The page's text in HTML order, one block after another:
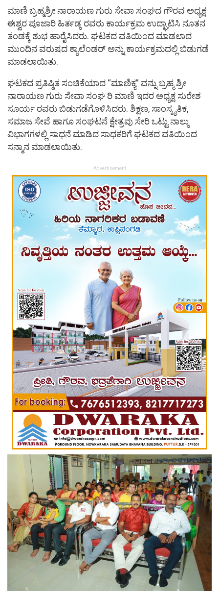
ಮಾಣಿ ಬ್ರಹ್ಮಶ್ರೀ ನಾರಾಯಣ ಗುರು ಸೇವಾ ಸಂಘದ ಗೌರವ ಅಧ್ಯಕ್ಷ
ಈಶ್ವರ ಪೂಜಾರಿ ಹಿರ್ತಡ್ಕ ರವರು ಕಾರ್ಯಕ್ರಮ ಉದ್ಘಾಟಿಸಿ ನೂತನ
ತಂಡಕ್ಕೆ ಶುಭ ಹಾರೈಸಿದರು. ಘಟಕದ ವತಿಯಿಂದ ಮಾಡಲಾದ
ಮುಂದಿನ ವರುಷದ ಕ್ಯಾಲೆಂಡರ್ ಅನ್ನು ಕಾರ್ಯಕ್ರಮದಲ್ಲಿ ಬಿಡುಗಡೆ
ಮಾಡಲಾಯಿತು.
ಘಟಕದ ಪ್ರತಿಷ್ಠಿತ ಸಂಚಿಕೆಯಾದ “ಮಾಣಿಕ್ಯ” ವನ್ನು ಬ್ರಹ್ಮ ಶ್ರೀ
ನಾರಾಯಣ ಗುರು ಸೇವಾ ಸಂಘ ರಿ ಮಾಣಿ ಇದರ ಅಧ್ಯಕ್ಷ ಸುರೇಶ
ಸೂರ್ಯ ರವರು ಬಿಡುಗಡೆಗೊಳಿಸಿದರು. ಶಿಕ್ಷಣ, ಸಾಂಸ್ಕೃತಿಕ,
ಸಮಾಜ ಸೇವೆ ಹಾಗೂ ಸಂಘಟನೆ ಕ್ಷೇತ್ರವು ಸೇರಿ ಒಟ್ಟು ನಾಲ್ಕು
ವಿಭಾಗಗಳಲ್ಲಿ ಸಾಧನೆ ಮಾಡಿದ ಸಾಧಕರಿಗೆ ಘಟಕದ ವತಿಯಿಂದ
ಸನ್ಮಾನ ಮಾಡಲಾಯಿತು.
Advertisement